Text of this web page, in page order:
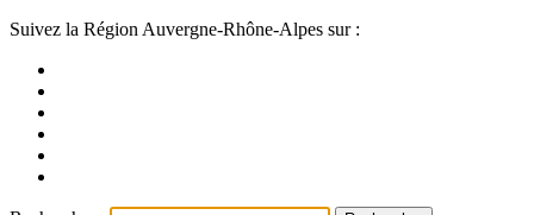
Suivez la Région Auvergne-Rhône-Alpes sur :